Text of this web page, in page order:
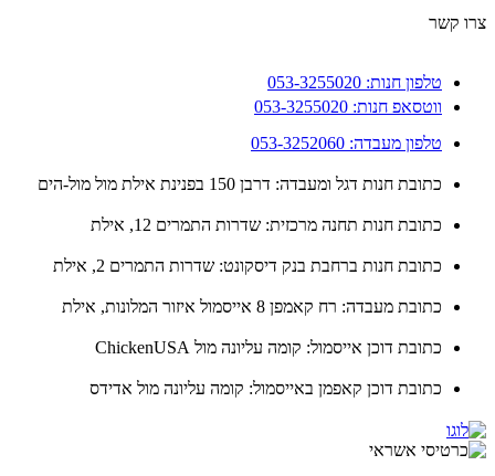
קשר
טלפון חנות: 053-3255020
ווטסאפ חנות: 053-3255020
טלפון מעבדה: 053-3252060
כתובת חנות דגל ומעבדה: דרבן 150 בפנינת אילת מול מול-הים
כתובת חנות תחנה מרכזית: שדרות התמרים 12, אילת
כתובת חנות ברחבת בנק דיסקונט: שדרות התמרים 2, אילת
כתובת מעבדה: רח קאמפן 8 אייסמול איזור המלונות, אילת
כתובת דוכן אייסמול: קומה עליונה מול ChickenUSA
כתובת דוכן קאפמן באייסמול: קומה עליונה מול אדידס